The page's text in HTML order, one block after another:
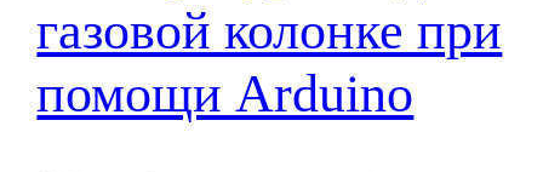
газовой колонке при
помощи Arduino